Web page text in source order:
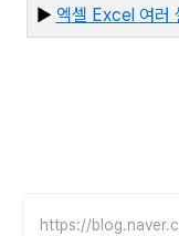
▶ 엑셀 Excel 여러
https://